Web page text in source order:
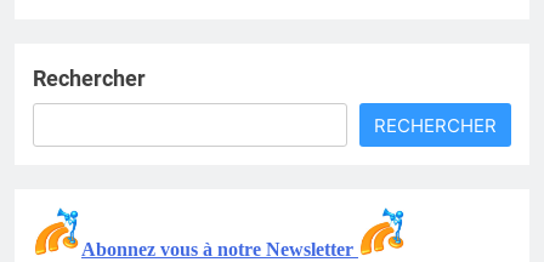
Rechercher
RECHERCHER
Abonnez vous à notre Newsletter